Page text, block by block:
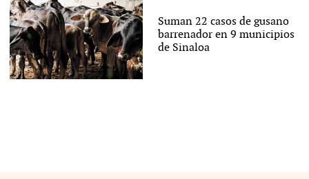
Suman 22 casos de gusano
barrenador en 9 municipios
de Sinaloa